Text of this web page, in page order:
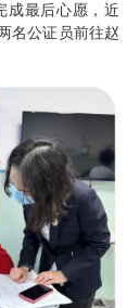
成最后心愿，近
名公证员前往赵